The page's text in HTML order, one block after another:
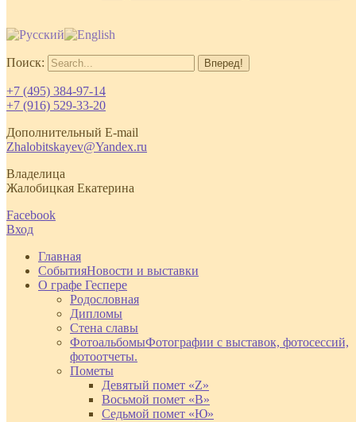
Поиск:
+7 (495) 384-97-14
+7 (916) 529-33-20
Дополнительный E-mail
Zhalobitskayev@Yandex.ru
Владелица
Жалобицкая Екатерина
Facebook
Вход
Главная
СобытияНовости и выставки
О графе Геспере
Родословная
Дипломы
Стена славы
ФотоальбомыФотографии с выставок, фотосессий,
фотоотчеты.
Пометы
Девятый помет «Z»
Восьмой помет «В»
Седьмой помет «Ю»